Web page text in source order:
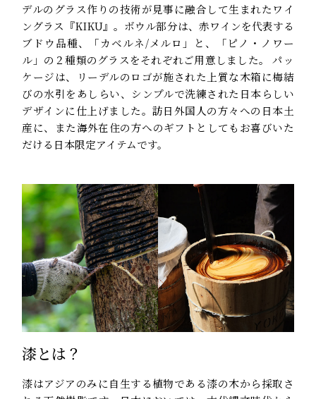
デルのグラス作りの技術が見事に融合して生まれたワイ
ングラス『KIKU』。ボウル部分は、赤ワインを代表する
ブドウ品種、「カベルネ/メルロ」と、「ピノ・ノワー
ル」の２種類のグラスをそれぞれご用意しました。 パッ
ケージは、リーデルのロゴが施された上質な木箱に梅結
びの水引をあしらい、シンプルで洗練された日本らしい
デザインに仕上げました。訪日外国人の方々への日本土
産に、また海外在住の方へのギフトとしてもお喜びいた
だける日本限定アイテムです。
漆とは？
漆はアジアのみに自生する植物である漆の木から採取さ